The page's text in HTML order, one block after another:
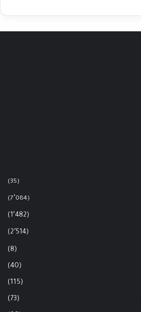
(35)
(7٬084)
(1٬482)
(2٬514)
(8)
(40)
(115)
(73)